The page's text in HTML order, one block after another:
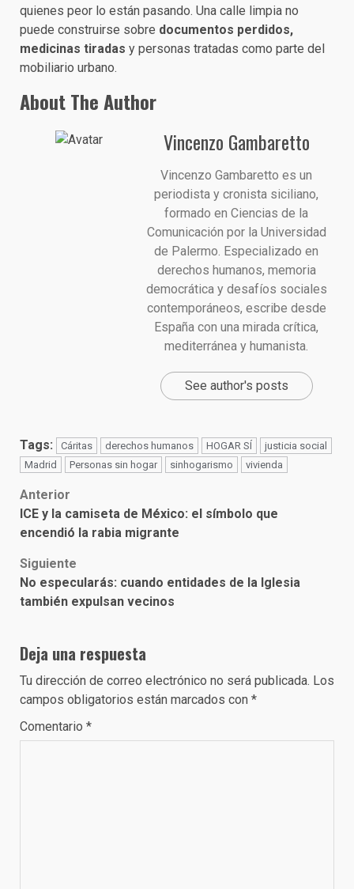
quienes peor lo están pasando. Una calle limpia no
puede construirse sobre documentos perdidos,
medicinas tiradas y personas tratadas como parte del
mobiliario urbano.
About The Author
Vincenzo Gambaretto
Vincenzo Gambaretto es un
periodista y cronista siciliano,
formado en Ciencias de la
Comunicación por la Universidad
de Palermo. Especializado en
derechos humanos, memoria
democrática y desafíos sociales
contemporáneos, escribe desde
España con una mirada crítica,
mediterránea y humanista.
See author's posts
Tags: Cáritas derechos humanos HOGAR SÍ
justicia social
Madrid
Personas sin hogar sinhogarismo vivienda
Post
navigation
Anterior
ICE y la camiseta de México: el símbolo que
encendió la rabia migrante
Siguiente
No especularás: cuando entidades de la Iglesia
también expulsan vecinos
Deja una respuesta
Tu dirección de correo electrónico no será publicada. Los
campos obligatorios están marcados con *
Comentario *